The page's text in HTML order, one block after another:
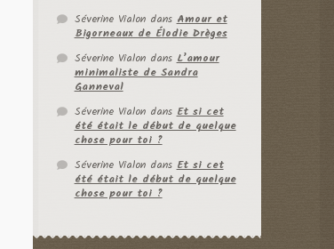
Séverine VialondansAmour et
Bigorneaux de Élodie Drèges
Séverine VialondansL’amour
minimaliste de Sandra
Ganneval
Séverine VialondansEt si cet
été était le début de quelque
chose pour toi ?
Séverine VialondansEt si cet
été était le début de quelque
chose pour toi ?